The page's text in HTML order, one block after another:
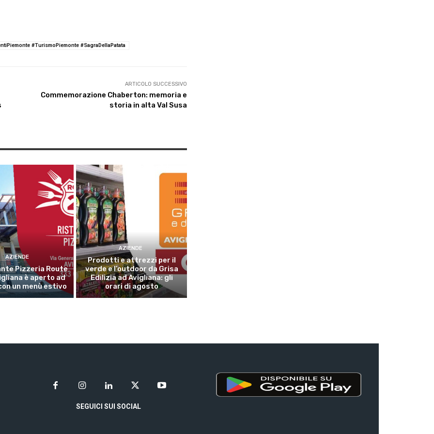
#TurismoPiemonte #SagraDellaPatata
ARTICOLO SUCCESSIVO
Commemorazione Chaberton: memoria e
storia in alta Val Susa
AZIENDE
Pizzeria Route
è aperto ad
un menù estivo
AZIENDE
Prodotti e attrezzi per il
verde e l’outdoor da Grisa
Edilizia ad Avigliana: gli
orari di agosto
SEGUICI SUI SOCIAL